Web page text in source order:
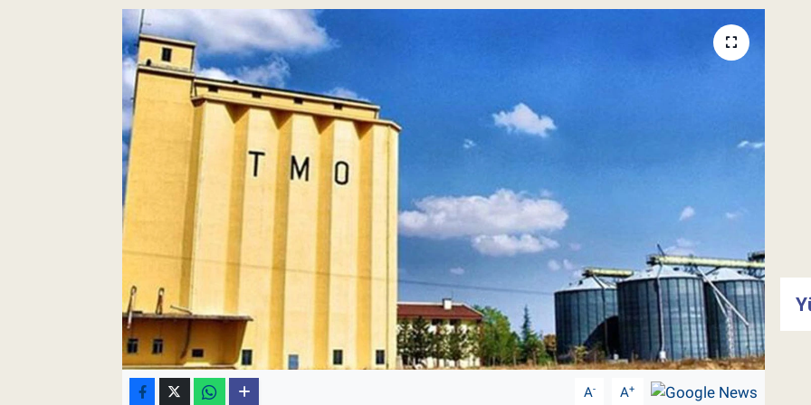
A- A+
Pankobirlik
Et fiyatları
Tarım Bilgisi
Yetiştirici Soruyor
Dünyada Tarım
Şeker ve Şekerli Mamüller
Tahıllar ve Baklagiller